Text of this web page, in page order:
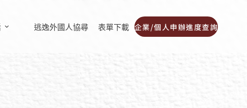
逃逸外國人協尋 表單下載 企業/個人申辦進度查詢